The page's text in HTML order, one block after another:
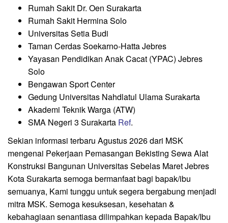
Rumah Sakit Dr. Oen Surakarta
Rumah Sakit Hermina Solo
Universitas Setia Budi
Taman Cerdas Soekarno-Hatta Jebres
Yayasan Pendidikan Anak Cacat (YPAC) Jebres
Solo
Bengawan Sport Center
Gedung Universitas Nahdlatul Ulama Surakarta
Akademi Teknik Warga (ATW)
SMA Negeri 3 Surakarta Ref.
Sekian informasi terbaru Agustus 2026 dari MSK
mengenai Pekerjaan Pemasangan Bekisting Sewa Alat
Konstruksi Bangunan Universitas Sebelas Maret Jebres
Kota Surakarta semoga bermanfaat bagi bapak/ibu
semuanya, Kami tunggu untuk segera bergabung menjadi
mitra MSK. Semoga kesuksesan, kesehatan &
kebahagiaan senantiasa dilimpahkan kepada Bapak/Ibu